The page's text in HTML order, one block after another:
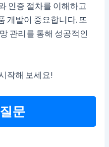
인증 절차를 이해하고
개발이 중요합니다. 또
관리를 통해 성공적인
작해 보세요!
문